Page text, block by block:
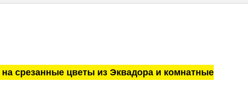
на срезанные цветы из Эквадора и комнатные